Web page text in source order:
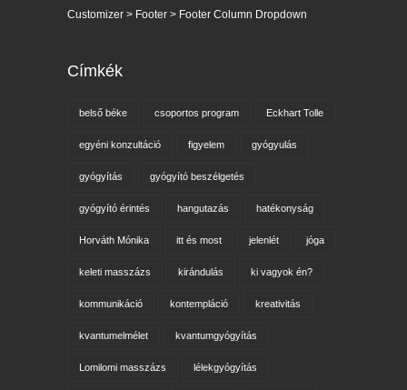
Customizer > Footer > Footer Column Dropdown
Címkék
belső béke csoportos program Eckhart Tolle
egyéni konzultáció figyelem gyógyulás
gyógyítás gyógyító beszélgetés
gyógyító érintés hangutazás hatékonyság
Horváth Mónika itt és most jelenlét jóga
keleti masszázs kirándulás ki vagyok én?
kommunikáció kontempláció kreativitás
kvantumelmélet kvantumgyógyítás
Lomilomi masszázs lélekgyógyítás